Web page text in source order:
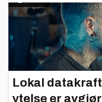
Lokal
ytelse er